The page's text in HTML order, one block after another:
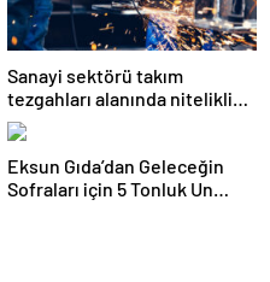
Sanayi sektörü takım
tezgahları alanında nitelikli
istihdam açığı yaşıyor
Eksun Gıda’dan Geleceğin
Sofraları için 5 Tonluk Un